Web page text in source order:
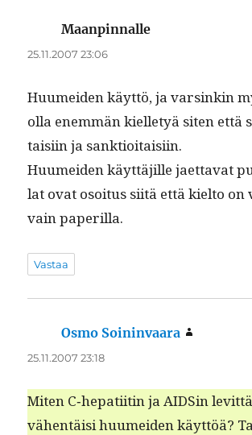
Maanpinnalle
25.11.2007 23:06
Huumei­den käyt­tö, ja varsinkin
olla enem­män kiel­letyä siten että
taisi­in ja sanktioitaisiin.
Huumei­den käyt­täjille jaet­ta­vat
lat ovat osoi­tus siitä että kiel­to on
vain paperilla.
Vastaa
Osmo Soininvaara
25.11.2007 23:18
Miten C‑hepatiitin ja AIDSin
vähen­täisi huumei­den käyt­töä?